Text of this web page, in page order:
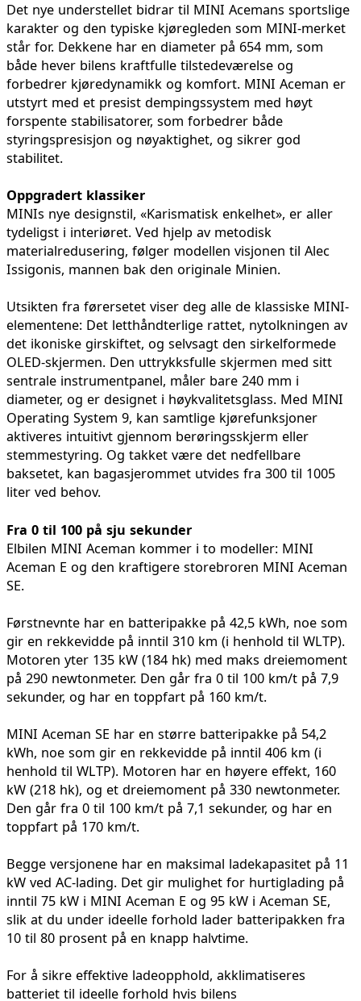
Det nye understellet bidrar til MINI Acemans sportslige
karakter og den typiske kjøregleden som MINI-merket
står for. Dekkene har en diameter på 654 mm, som
både hever bilens kraftfulle tilstedeværelse og
forbedrer kjøredynamikk og komfort. MINI Aceman er
utstyrt med et presist dempingssystem med høyt
forspente stabilisatorer, som forbedrer både
styringspresisjon og nøyaktighet, og sikrer god
stabilitet.
Oppgradert klassiker
MINIs nye designstil, «Karismatisk enkelhet», er aller
tydeligst i interiøret. Ved hjelp av metodisk
materialredusering, følger modellen visjonen til Alec
Issigonis, mannen bak den originale Minien.
Utsikten fra førersetet viser deg alle de klassiske MINI-
elementene: Det letthåndterlige rattet, nytolkningen av
det ikoniske girskiftet, og selvsagt den sirkelformede
OLED-skjermen. Den uttrykksfulle skjermen med sitt
sentrale instrumentpanel, måler bare 240 mm i
diameter, og er designet i høykvalitetsglass. Med MINI
Operating System 9, kan samtlige kjørefunksjoner
aktiveres intuitivt gjennom berøringsskjerm eller
stemmestyring. Og takket være det nedfellbare
baksetet, kan bagasjerommet utvides fra 300 til 1005
liter ved behov.
Fra 0 til 100 på sju sekunder
Elbilen MINI Aceman kommer i to modeller: MINI
Aceman E og den kraftigere storebroren MINI Aceman
SE.
Førstnevnte har en batteripakke på 42,5 kWh, noe som
gir en rekkevidde på inntil 310 km (i henhold til WLTP).
Motoren yter 135 kW (184 hk) med maks dreiemoment
på 290 newtonmeter. Den går fra 0 til 100 km/t på 7,9
sekunder, og har en toppfart på 160 km/t.
MINI Aceman SE har en større batteripakke på 54,2
kWh, noe som gir en rekkevidde på inntil 406 km (i
henhold til WLTP). Motoren har en høyere effekt, 160
kW (218 hk), og et dreiemoment på 330 newtonmeter.
Den går fra 0 til 100 km/t på 7,1 sekunder, og har en
toppfart på 170 km/t.
Begge versjonene har en maksimal ladekapasitet på 11
kW ved AC-lading. Det gir mulighet for hurtiglading på
inntil 75 kW i MINI Aceman E og 95 kW i Aceman SE,
slik at du under ideelle forhold lader batteripakken fra
10 til 80 prosent på en knapp halvtime.
For å sikre effektive ladeopphold, akklimatiseres
batteriet til ideelle forhold hvis bilens